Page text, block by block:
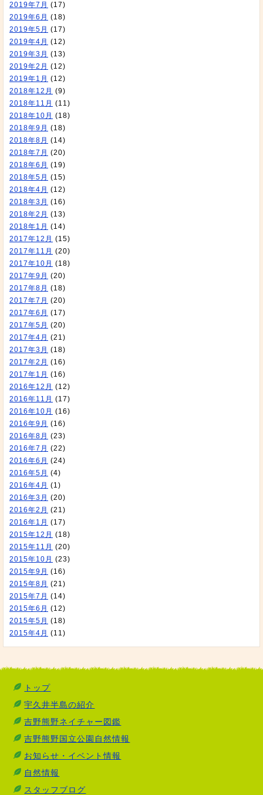
2019年7月 (17)
2019年6月 (18)
2019年5月 (17)
2019年4月 (12)
2019年3月 (13)
2019年2月 (12)
2019年1月 (12)
2018年12月 (9)
2018年11月 (11)
2018年10月 (18)
2018年9月 (18)
2018年8月 (14)
2018年7月 (20)
2018年6月 (19)
2018年5月 (15)
2018年4月 (12)
2018年3月 (16)
2018年2月 (13)
2018年1月 (14)
2017年12月 (15)
2017年11月 (20)
2017年10月 (18)
2017年9月 (20)
2017年8月 (18)
2017年7月 (20)
2017年6月 (17)
2017年5月 (20)
2017年4月 (21)
2017年3月 (18)
2017年2月 (16)
2017年1月 (16)
2016年12月 (12)
2016年11月 (17)
2016年10月 (16)
2016年9月 (16)
2016年8月 (23)
2016年7月 (22)
2016年6月 (24)
2016年5月 (4)
2016年4月 (1)
2016年3月 (20)
2016年2月 (21)
2016年1月 (17)
2015年12月 (18)
2015年11月 (20)
2015年10月 (23)
2015年9月 (16)
2015年8月 (21)
2015年7月 (14)
2015年6月 (12)
2015年5月 (18)
2015年4月 (11)
トップ
宇久井半島の紹介
吉野熊野ネイチャー図鑑
吉野熊野国立公園自然情報
お知らせ・イベント情報
自然情報
スタッフブログ